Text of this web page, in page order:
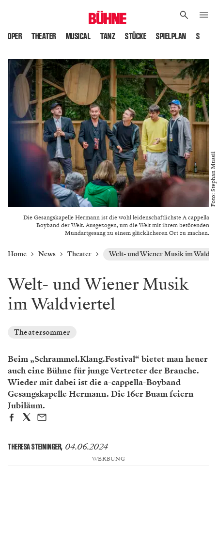
OPER THEATER MUSICAL TANZ STÜCKE SPIELPLAN
Die Gesangskapelle Hermann ist die wohl leidenschaftlichste A cappella
Boyband der Welt. Ausgezogen, um die Welt mit ihrem betörenden
Mundartgesang zu einem glücklicheren Ort zu machen.
Foto: Stephan Mussil
Home News Theater Welt- und Wiener Musik im
Welt- und Wiener Musik
im Waldviertel
Theatersommer
Beim „Schrammel.Klang.Festival“ bietet man heuer
auch eine Bühne für junge Vertreter der Branche.
Wieder mit dabei ist die a-cappella-Boyband
Gesangskapelle Hermann. Die 16er Buam feiern
Jubiläum.
THERESA STEININGER, 04.06.2024
WERBUNG